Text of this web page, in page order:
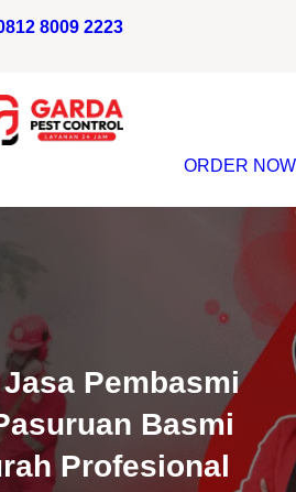
8009 2223
ORDER NOW
Pembasmi
Basmi
Profesional